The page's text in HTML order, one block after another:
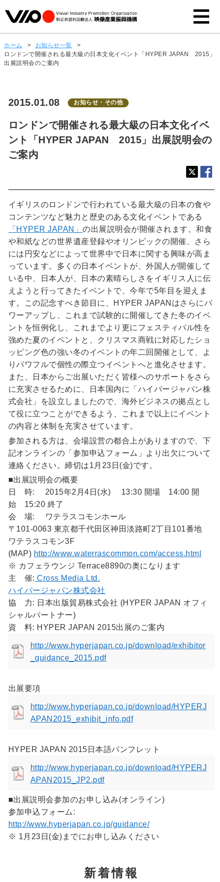
ホーム > お知らせ一覧
>
ロンドンで開催される最大級の日本文化イベント「HYPER JAPAN 2015」
出展説明会のご案内
2015.01.08 お知らせ・その他
ロンドンで開催される最大級の日本文化イベ
ント「HYPER JAPAN 2015」出展説明会の
ご案内
イギリスのロンドンで行われている最大級の日本の食や
コンテンツなど魅力と歴史のある文化イベントである
「HYPER JAPAN」の出展説明会が開催されます。和食
や和紙などの世界遺産登録やオリンピックの開催、さら
には円安などによって世界中で日本に関する興味が高ま
っています。多くの日本イベントが、外国人が開催して
いる中、日本人が、日本の素晴らしさをイギリス人に伝
えようと行ってきたイベントで、今年で5年目を迎えま
す。この記念すべき節目に、HYPER JAPANはさらにパ
ワーアップし、これまで試験的に開催してきた冬のイベ
ントを恒例化し、これまでより更にフェスティバル性を
強めた夏のイベントと、クリスマス商戦に対応したショ
ッピング色の強い冬のイベントの年二回開催として、よ
りパワフルで個性の際立つイベントへと進化させます。
また、日本からご出展いただく皆様へのサポートをさら
に充実させるために、日本国内に「ハイパージャパン株
式会社」を設立しましたので、海外ビジネスの拠点とし
て役に立つことができるよう、これまで以上にイベント
の内容と体制を充実させています。
参加される方は、会場設営の都合上がありますので、下
記オンラインの「参加申込フォーム」より出欠について
連絡ください。締切は1月23日(金)です。
■出展説明会の概要
日 時: 2015年2月4日(水) 13:30 開場 14:00 開
始 15:20 終了
会 場: ワテラスコモンホール
〒101-0063 東京都千代田区神田淡路町2丁目101番地
ワテラスコモン3F
(MAP) http://www.waterrascommon.com/access.html
※ カフェラウンジ Terrace8890の奥になります
主 催: Cross Media Ltd.
ハイパージャパン株式会社
協 力: 日本出版貿易株式会社 (HYPER JAPAN オフィ
シャルパートナー)
資 料: HYPER JAPAN 2015出展のご案内
http://www.hyperjapan.co.jp/download/exhibitor
_guidance_2015.pdf
出展要項
http://www.hyperjapan.co.jp/download/HYPERJ
APAN2015_exhibit_info.pdf
HYPER JAPAN 2015日本語パンフレット
http://www.hyperjapan.co.jp/download/HYPERJ
APAN2015_JP2.pdf
■出展説明会参加のお申し込み(オンライン)
参加申込フォーム:
http://www.hyperjapan.co.jp/guidance/
※ 1月23日(金)までにお申し込みください
新着情報